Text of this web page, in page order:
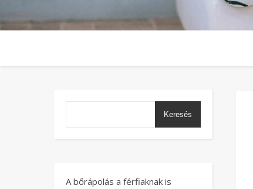
Keresés
A bőrápolás a férfiaknak is